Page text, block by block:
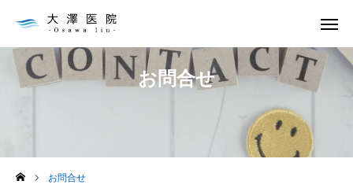
お問合せ
お問合せ
お知らせ お問合せ
診療案内